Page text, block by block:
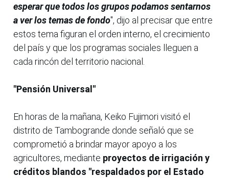
esperar que todos los grupos podamos sentarnos
a ver los temas de fondo", dijo al precisar que entre
estos tema figuran el orden interno, el crecimiento
del país y que los programas sociales lleguen a
cada rincón del territorio nacional.
"Pensión Universal"
En horas de la mañana, Keiko Fujimori visitó el
distrito de Tambogrande donde señaló que se
comprometió a brindar mayor apoyo a los
agricultores, mediante proyectos de irrigación y
créditos blandos "respaldados por el Estado